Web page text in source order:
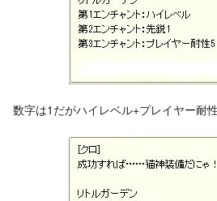
数字は1だがハイレベル+プレイヤー耐